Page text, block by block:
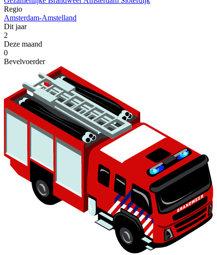
Regio
Amsterdam-Amstelland
Dit jaar
2
Deze maand
0
Bevelvoerder